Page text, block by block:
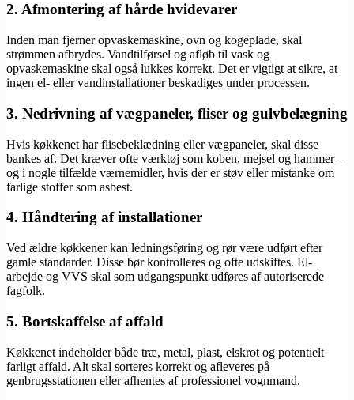
2. Afmontering af hårde hvidevarer
Inden man fjerner opvaskemaskine, ovn og kogeplade, skal
strømmen afbrydes. Vandtilførsel og afløb til vask og
opvaskemaskine skal også lukkes korrekt. Det er vigtigt at sikre, at
ingen el- eller vandinstallationer beskadiges under processen.
3. Nedrivning af vægpaneler, fliser og gulvbelægning
Hvis køkkenet har flisebeklædning eller vægpaneler, skal disse
bankes af. Det kræver ofte værktøj som koben, mejsel og hammer –
og i nogle tilfælde værnemidler, hvis der er støv eller mistanke om
farlige stoffer som asbest.
4. Håndtering af installationer
Ved ældre køkkener kan ledningsføring og rør være udført efter
gamle standarder. Disse bør kontrolleres og ofte udskiftes. El-
arbejde og VVS skal som udgangspunkt udføres af autoriserede
fagfolk.
5. Bortskaffelse af affald
Køkkenet indeholder både træ, metal, plast, elskrot og potentielt
farligt affald. Alt skal sorteres korrekt og afleveres på
genbrugsstationen eller afhentes af professionel vognmand.